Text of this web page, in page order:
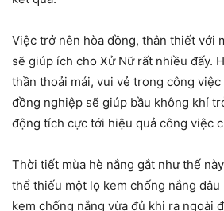
Việc trở nên hòa đồng, thân thiết với
sẽ giúp ích cho Xử Nữ rất nhiều đấy.
thần thoải mái, vui vẻ trong công
đồng nghiệp sẽ giúp bầu không khí
động tích cực tới hiệu quả công việc
Thời tiết mùa hè nắng gắt như thế
thể thiếu một lọ kem chống nắng
kem chống nắng vừa đủ khi ra ngoài